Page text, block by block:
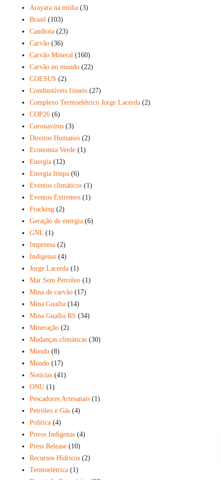
Arayara na mídia (3)
Brasil (103)
Candiota (23)
Carvão (36)
Carvão Mineral (160)
Carvão no mundo (22)
COESUS (2)
Combustíveis fósseis (27)
Complexo Termoelétrico Jorge Lacerda (2)
COP26 (6)
Coronavírus (3)
Direitos Humanos (2)
Economia Verde (1)
Energia (12)
Energia limpa (6)
Eventos climáticos (1)
Eventos Extremos (1)
Fracking (2)
Geração de energia (6)
GNL (1)
Imprensa (2)
Indígenas (4)
Jorge Lacerda (1)
Mar Sem Petróleo (1)
Mina de carvão (17)
Mina Guaiba (14)
Mina Guaíba RS (34)
Mineração (2)
Mudanças climáticas (30)
Mundo (8)
Mundo (17)
Notícias (41)
ONU (1)
Pescadores Artesanais (1)
Petróleo e Gás (4)
Política (4)
Povos Indígenas (4)
Press Release (10)
Recursos Hídricos (2)
Termoelétrica (1)